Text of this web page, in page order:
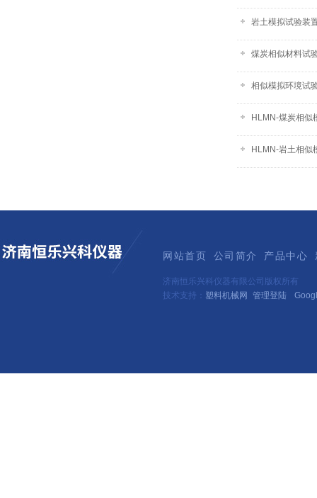
岩土模拟试验装
煤炭相似材料试
相似模拟环境试
HLMN-煤炭相似
HLMN-岩土相似
网站首页 公司简介 产品中心
济南恒乐兴科仪器有限公司版权所有
技术支持： 塑料机械网 管理登陆